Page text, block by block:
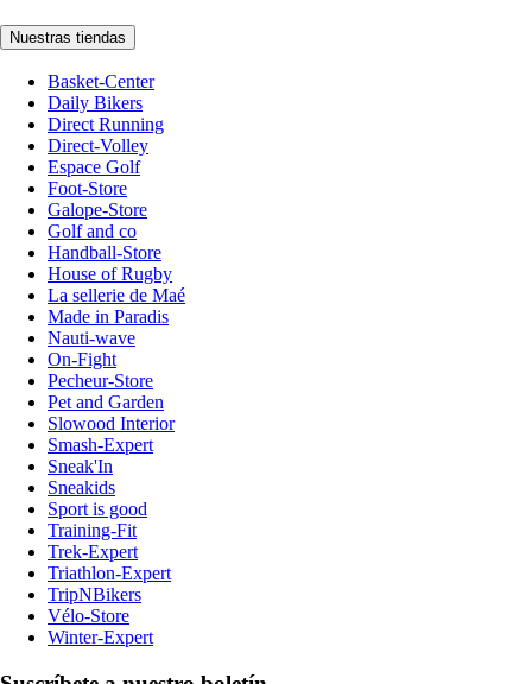
Nuestras tiendas
Basket-Center
Daily Bikers
Direct Running
Direct-Volley
Espace Golf
Foot-Store
Galope-Store
Golf and co
Handball-Store
House of Rugby
La sellerie de Maé
Made in Paradis
Nauti-wave
On-Fight
Pecheur-Store
Pet and Garden
Slowood Interior
Smash-Expert
Sneak'In
Sneakids
Sport is good
Training-Fit
Trek-Expert
Triathlon-Expert
TripNBikers
Vélo-Store
Winter-Expert